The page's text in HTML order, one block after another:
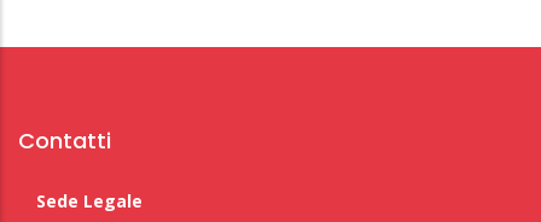
Contatti
Sede Legale